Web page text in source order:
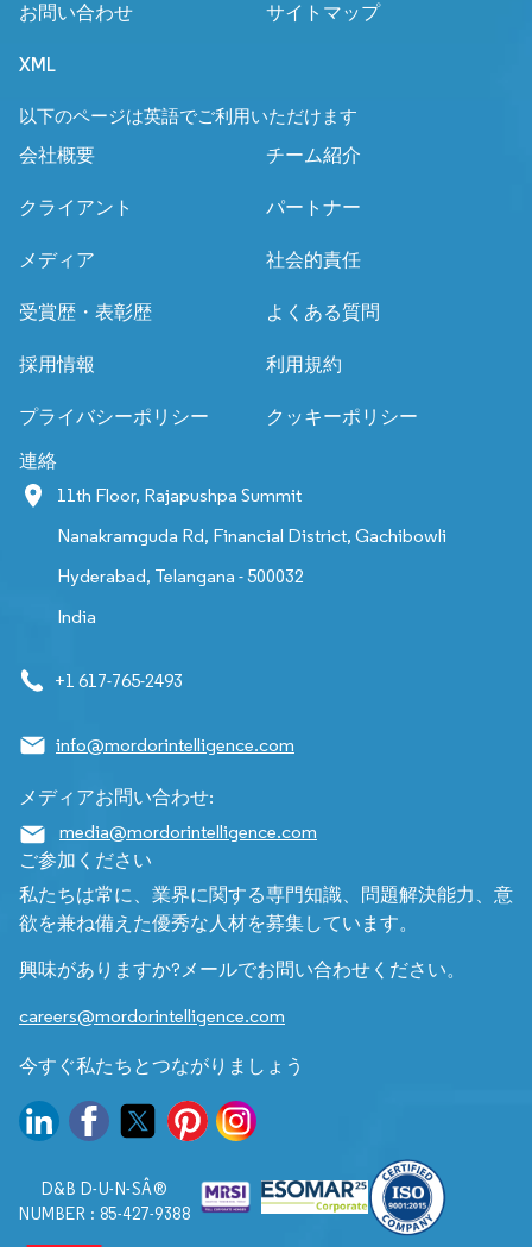
お問い合わせ サイトマップ
XML
以下のページは英語でご利用いただけます
会社概要
チーム紹介
クライアント パートナー
メディア 社会的責任
受賞歴・表彰歴 よくある質問
採用情報 利用規約
プライバシーポリシー クッキーポリシー
連絡
11th Floor, Rajapushpa Summit
Nanakramguda Rd, Financial District, Gachibowli
Hyderabad, Telangana - 500032
India
+1 617-765-2493
info@mordorintelligence.com
メディアお問い合わせ:
media@mordorintelligence.com
ご参加ください
私たちは常に、業界に関する専門知識、問題解決能力、意
欲を兼ね備えた優秀な人材を募集しています。
興味がありますか?メールでお問い合わせください。
careers@mordorintelligence.com
今すぐ私たちとつながりましょう
D&B D-U-N-SÂ®
NUMBER : 85-427-9388